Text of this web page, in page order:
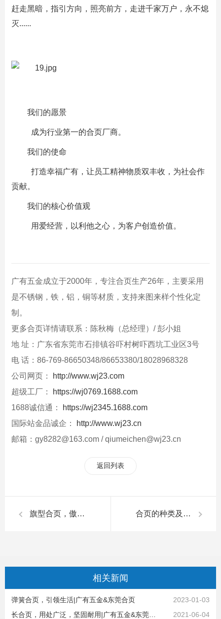
赶走黑暗，指引方向，照亮前方，走进千家万户，永不熄
灭......
我们的愿景
成为行业第一的合页厂商。
我们的使命
打造幸福广有，让员工精神物质双丰收，为社会作
贡献。
我们的核心价值观
用爱经营，以利他之心，为客户创造价值。
广有五金成立于2000年，专注合页生产26年，主要采用
是不锈钢，铁，铝，铜等材质，支持来图来样个性化定
制。
更多合页详情请联系：陈秋梅（总经理）/ 彭小姐
地 址：广东省东莞市石排镇谷吓村树吓西坑工业区3号
电 话：86-769-86650348/86653380/18028968328
公司网页：
http://www.wj23.com
超级工厂：
https://wj0769.1688.com
1688诚信通：
https://wj2345.1688.com
国际站金品诚企：
http://www.wj23.cn
邮箱：gy8282@163.com / qiumeichen@wj23.cn
返回列表
旗型合页，傲然屹立|广有五金&东莞合页 合页的种类及应用要点|广有五金&东莞合页
相关新闻
弹簧合页，引领生活|广有五金&东莞合页
2023-01-03
长合页，用处广泛，坚固耐用|广有五金&东莞合页
2021-06-04